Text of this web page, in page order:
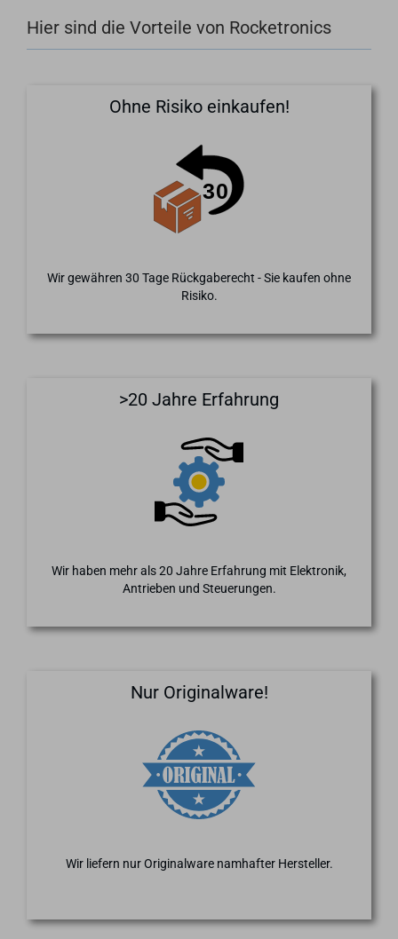
Hier sind die Vorteile von Rocketronics
Ohne Risiko einkaufen!
Wir gewähren 30 Tage Rückgaberecht - Sie kaufen ohne
Risiko.
>20 Jahre Erfahrung
Wir haben mehr als 20 Jahre Erfahrung mit Elektronik,
Antrieben und Steuerungen.
Nur Originalware!
Wir liefern nur Originalware namhafter Hersteller.